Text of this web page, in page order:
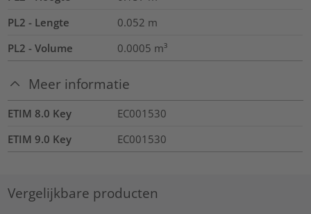
PL2 - Lengte
0.052 m
PL2 - Volume
0.0005 m³
Meer informatie
ETIM 8.0 Key
EC001530
ETIM 9.0 Key
EC001530
Vergelijkbare producten